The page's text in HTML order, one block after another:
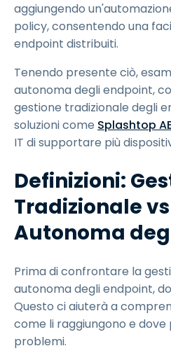
aggiungendo
policy, consentendo una
endpoint distribuiti.
Tenendo presente ciò,
autonoma degli endpoint,
gestione tradizionale degli
soluzioni come Splashtop
IT di supportare più
Definizioni:
Tradizionale
Autonoma
Prima di confrontare la
autonoma degli endpoint,
Questo ci aiuterà a
come li raggiungono e
problemi.